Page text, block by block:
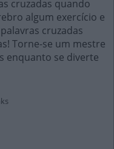
cruzadas quando
algum exercício e
cruzadas
Torne-se um mestre
enquanto se diverte